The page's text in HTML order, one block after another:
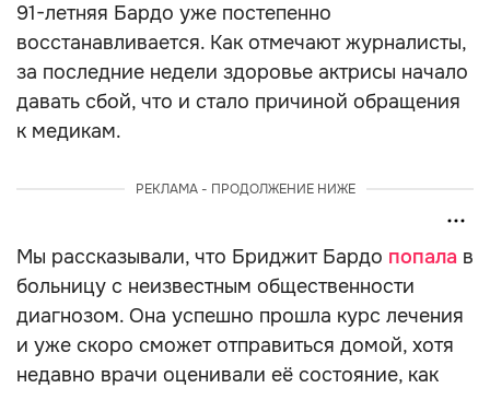
91-летняя Бардо уже постепенно
восстанавливается. Как отмечают журналисты,
за последние недели здоровье актрисы начало
давать сбой, что и стало причиной обращения
к медикам.
РЕКЛАМА - ПРОДОЛЖЕНИЕ НИЖЕ
Мы рассказывали, что Бриджит Бардо попала в
больницу с неизвестным общественности
диагнозом. Она успешно прошла курс лечения
и уже скоро сможет отправиться домой, хотя
недавно врачи оценивали её состояние, как